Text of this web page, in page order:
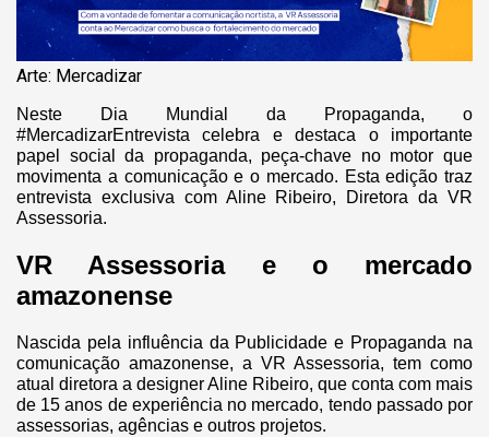
Arte: Mercadizar
Neste Dia Mundial da Propaganda, o
#MercadizarEntrevista celebra e destaca o importante
papel social da propaganda, peça-chave no motor que
movimenta a comunicação e o mercado. Esta edição traz
entrevista exclusiva com Aline Ribeiro, Diretora da VR
Assessoria.
VR Assessoria e o mercado
amazonense
Nascida pela influência da Publicidade e Propaganda na
comunicação amazonense, a VR Assessoria, tem como
atual diretora a designer Aline Ribeiro, que conta com mais
de 15 anos de experiência no mercado, tendo passado por
assessorias, agências e outros projetos.